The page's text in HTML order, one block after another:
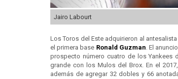
Jairo Labourt
Los Toros del Este adquirieron al antesalista
el primera base Ronald Guzman. El
prospecto número cuatro de los Yankees
grande con los Mulos del Brox. En el
además de agregar 32 dobles y 66